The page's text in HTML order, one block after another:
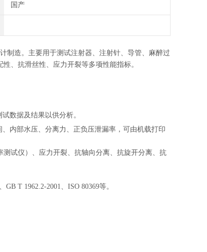
国产
制造。主要用于测试注射器、注射针、导管、麻醉过
、抗滑丝性、应力开裂等多项性能指标。
数据及结果以供分析。
内部水压、分离力、正负压泄漏率，可由机载打印
试仪）、应力开裂、抗轴向分离、抗旋开分离、抗
GB T 1962.2-2001、ISO 80369等。